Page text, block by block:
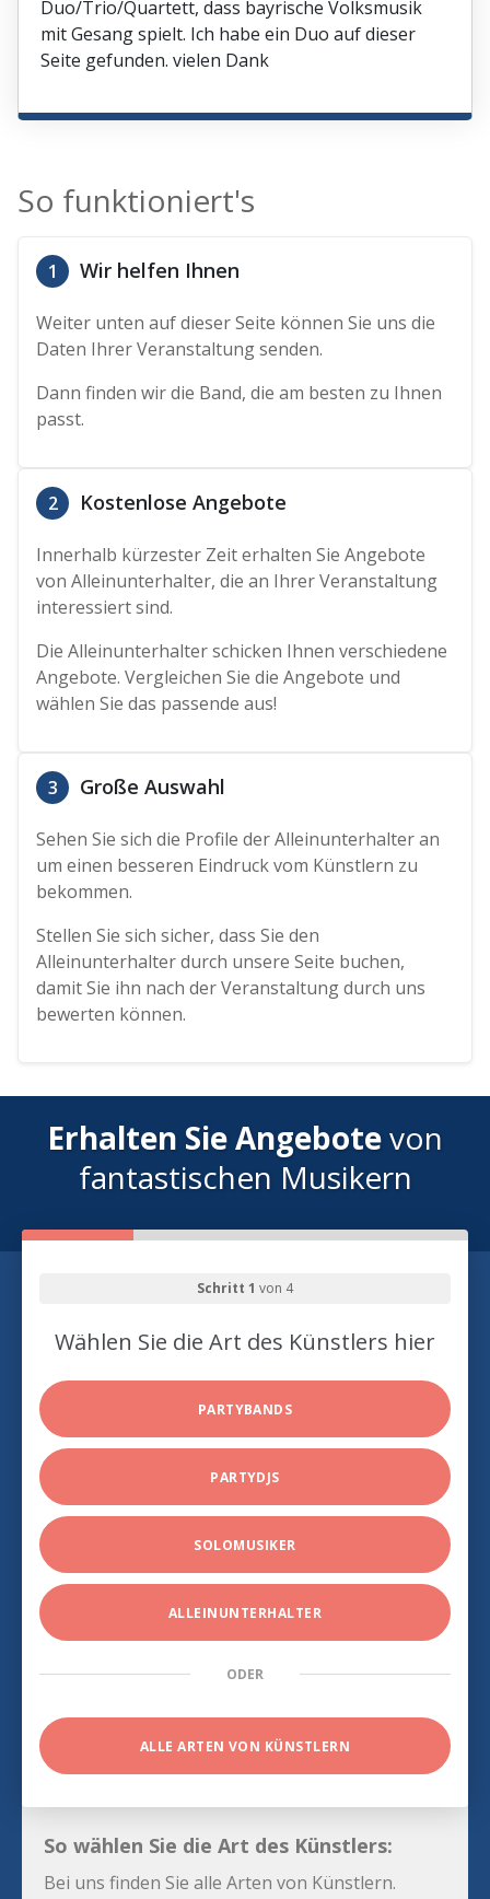
Duo/Trio/Quartett, dass bayrische Volksmusik
mit Gesang spielt. Ich habe ein Duo auf dieser
Seite gefunden. vielen Dank
So funktioniert's
1 Wir helfen Ihnen
Weiter unten auf dieser Seite können Sie uns die
Daten Ihrer Veranstaltung senden.
Dann finden wir die Band, die am besten zu Ihnen
passt.
2 Kostenlose Angebote
Innerhalb kürzester Zeit erhalten Sie Angebote
von Alleinunterhalter, die an Ihrer Veranstaltung
interessiert sind.
Die Alleinunterhalter schicken Ihnen verschiedene
Angebote. Vergleichen Sie die Angebote und
wählen Sie das passende aus!
3 Große Auswahl
Sehen Sie sich die Profile der Alleinunterhalter an
um einen besseren Eindruck vom Künstlern zu
bekommen.
Stellen Sie sich sicher, dass Sie den
Alleinunterhalter durch unsere Seite buchen,
damit Sie ihn nach der Veranstaltung durch uns
bewerten können.
Erhalten Sie Angebotevon
fantastischen Musikern
Schritt 1 von 4
Wählen Sie die Art des Künstlers hier
PARTYBANDS
PARTYDJS
SOLOMUSIKER
ALLEINUNTERHALTER
ODER
ALLE ARTEN VON KÜNSTLERN
So wählen Sie die Art des Künstlers:
Bei uns finden Sie alle Arten von Künstlern.